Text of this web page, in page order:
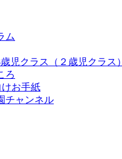
ム
児クラス（２歳児クラス）
ろ
お手紙
チャンネル